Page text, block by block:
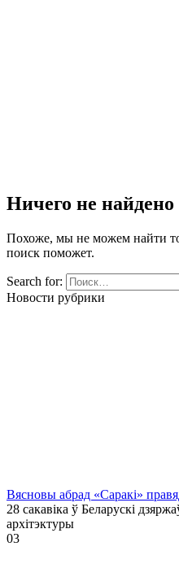
Ничего не найдено
Похоже, мы не можем найти
поиск поможет.
Search for:
Новости рубрики
Вясновы абрад «Саракі»
28 сакавіка ў Беларускі
архітэктуры
03